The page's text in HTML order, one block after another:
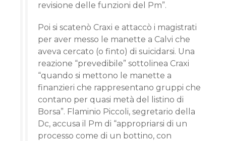
revisione delle funzioni del Pm”.
Poi si scatenò Craxi e attaccò i magistrati
per aver messo le manette a Calvi che
aveva cercato (o finto) di suicidarsi. Una
reazione “prevedibile” sottolinea Craxi
“quando si mettono le manette a
finanzieri che rappresentano gruppi che
contano per quasi metà del listino di
Borsa”. Flaminio Piccoli, segretario della
Dc, accusa il Pm di “appropriarsi di un
processo come di un bottino, con